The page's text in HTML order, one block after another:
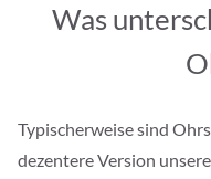
Was
Typischerweise sind
dezentere Version